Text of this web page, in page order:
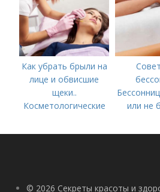
Как убрать брыли на
лице и обвисшие
щеки..
Косметологические
или не
© 2026 Секреты красоты и